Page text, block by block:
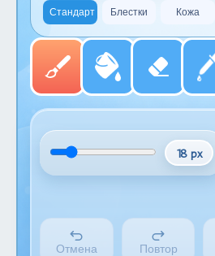
Стандарт Блестки Кожа
18 px
Отмена Повтор